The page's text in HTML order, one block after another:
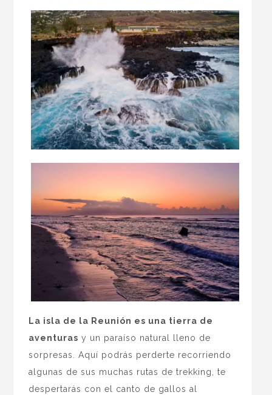
La isla de la Reunión es una tierra de
aventuras y un paraíso natural lleno de
sorpresas. Aquí podrás perderte recorriendo
algunas de sus muchas rutas de trekking, te
despertarás con el canto de gallos al